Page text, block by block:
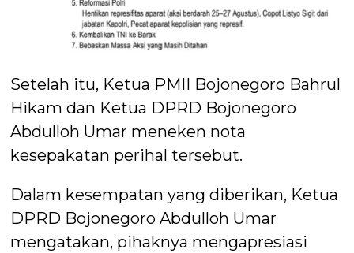
Setelah itu, Ketua PMII Bojonegoro Bahrul
Hikam dan Ketua DPRD Bojonegoro
Abdulloh Umar meneken nota
kesepakatan perihal tersebut.
Dalam kesempatan yang diberikan, Ketua
DPRD Bojonegoro Abdulloh Umar
mengatakan, pihaknya mengapresiasi